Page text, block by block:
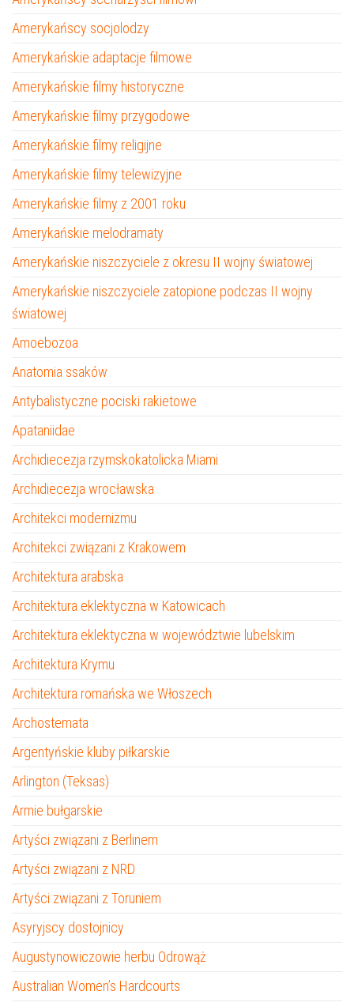
Amerykańscy socjolodzy
Amerykańskie adaptacje filmowe
Amerykańskie filmy historyczne
Amerykańskie filmy przygodowe
Amerykańskie filmy religijne
Amerykańskie filmy telewizyjne
Amerykańskie filmy z 2001 roku
Amerykańskie melodramaty
Amerykańskie niszczyciele z okresu II wojny światowej
Amerykańskie niszczyciele zatopione podczas II wojny
światowej
Amoebozoa
Anatomia ssaków
Antybalistyczne pociski rakietowe
Apataniidae
Archidiecezja rzymskokatolicka Miami
Archidiecezja wrocławska
Architekci modernizmu
Architekci związani z Krakowem
Architektura arabska
Architektura eklektyczna w Katowicach
Architektura eklektyczna w województwie lubelskim
Architektura Krymu
Architektura romańska we Włoszech
Archostemata
Argentyńskie kluby piłkarskie
Arlington (Teksas)
Armie bułgarskie
Artyści związani z Berlinem
Artyści związani z NRD
Artyści związani z Toruniem
Asyryjscy dostojnicy
Augustynowiczowie herbu Odrowąż
Australian Women’s Hardcourts